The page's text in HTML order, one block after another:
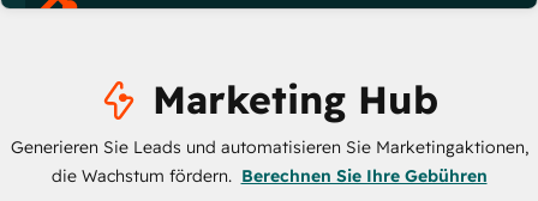
Marketing Hub
Generieren Sie Leads und automatisieren Sie Marketingaktionen,
die Wachstum fördern. Berechnen Sie Ihre Gebühren